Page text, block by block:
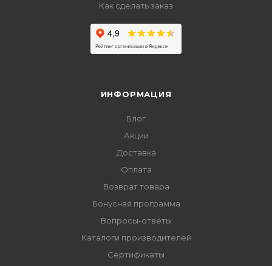
Как сделать заказ
ИНФОРМАЦИЯ
Блог
Акции
Доставка
Оплата
Возврат товара
Бонусная программа
Вопросы-ответы
Каталоги производителей
Сертификаты